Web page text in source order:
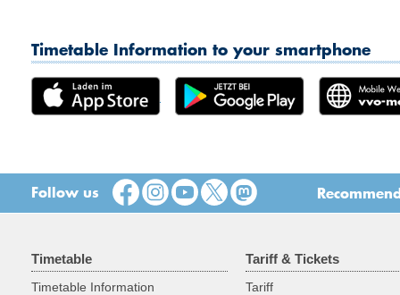
Timetable Information to your smartphone
Follow us
Timetable
Timetable Information
Tariff & Tickets
Tariff